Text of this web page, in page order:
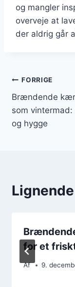
og mangler
overveje at
der aldrig går
FORRIGE
Brændende
som vintermad:
og hygge
for et
Af 9.